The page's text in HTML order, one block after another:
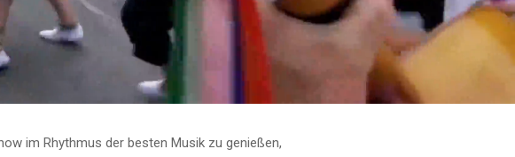
im Rhythmus der besten Musik zu genießen,